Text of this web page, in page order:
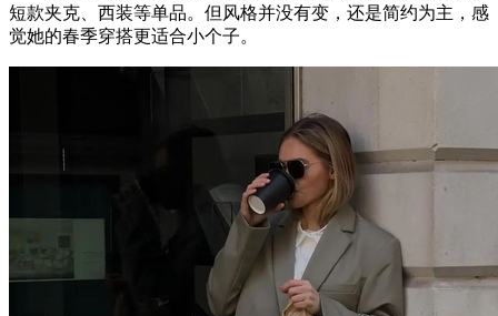
短款夹克、西装等单品。但风格并没有变，还是简约为主，感
觉她的春季穿搭更适合小个子。